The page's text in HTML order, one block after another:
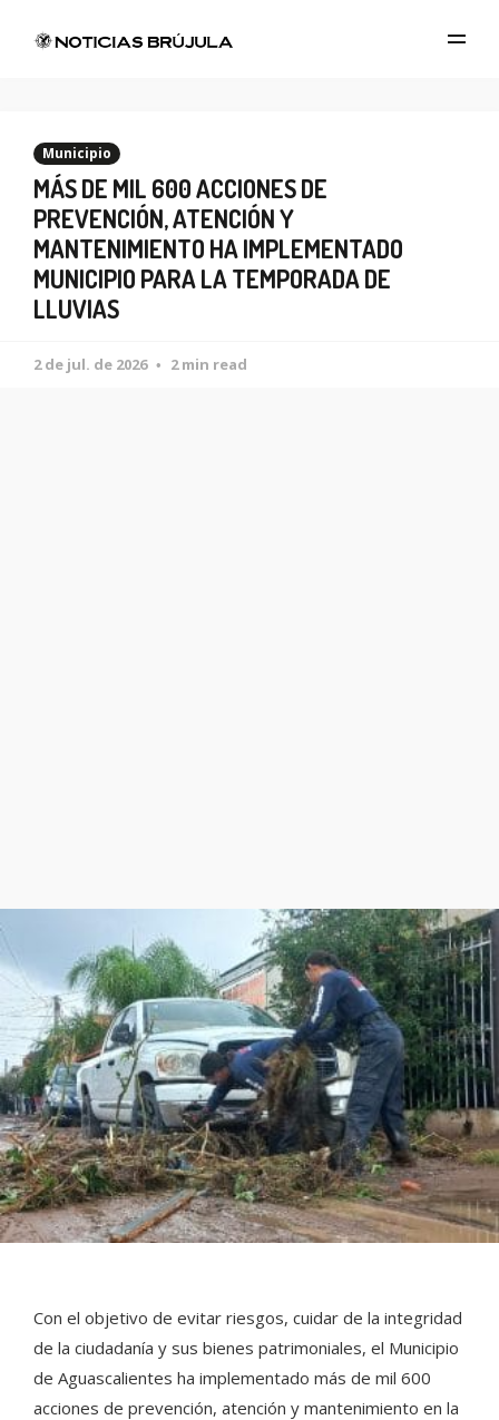
Municipio
MÁS DE MIL 600 ACCIONES DE
PREVENCIÓN, ATENCIÓN Y
MANTENIMIENTO HA IMPLEMENTADO
MUNICIPIO PARA LA TEMPORADA DE
LLUVIAS
2 de jul. de 2026 2 min read
Con el objetivo de evitar riesgos, cuidar de la integridad
de la ciudadanía y sus bienes patrimoniales, el Municipio
de Aguascalientes ha implementado más de mil 600
acciones de prevención, atención y mantenimiento en la